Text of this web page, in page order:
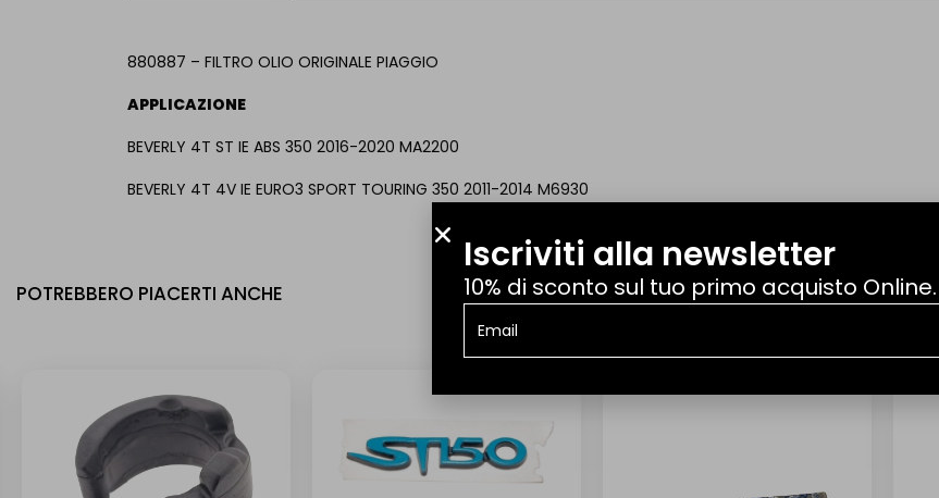
880887 – FILTRO OLIO ORIGINALE PIAGGIO
APPLICAZIONE
BEVERLY 4T ST IE ABS 350 2016-2020 MA2200
BEVERLY 4T 4V IE EURO3 SPORT TOURING 350 2011-2014 M6930
POTREBBERO PIACERTI ANCHE
Iscriviti alla newsletter
10% di sconto sul tuo primo acquisto Online.